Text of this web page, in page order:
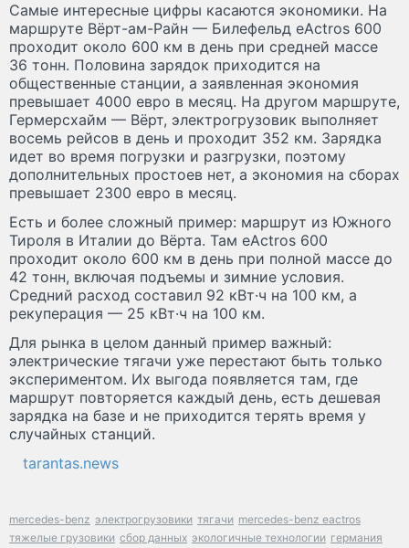
Самые интересные цифры касаются экономики. На
маршруте Вёрт-ам-Райн — Билефельд eActros 600
проходит около 600 км в день при средней массе
36 тонн. Половина зарядок приходится на
общественные станции, а заявленная экономия
превышает 4000 евро в месяц. На другом маршруте,
Гермерсхайм — Вёрт, электрогрузовик выполняет
восемь рейсов в день и проходит 352 км. Зарядка
идет во время погрузки и разгрузки, поэтому
дополнительных простоев нет, а экономия на сборах
превышает 2300 евро в месяц.
Есть и более сложный пример: маршрут из Южного
Тироля в Италии до Вёрта. Там eActros 600
проходит около 600 км в день при полной массе до
42 тонн, включая подъемы и зимние условия.
Средний расход составил 92 кВт·ч на 100 км, а
рекуперация — 25 кВт·ч на 100 км.
Для рынка в целом данный пример важный:
электрические тягачи уже перестают быть только
экспериментом. Их выгода появляется там, где
маршрут повторяется каждый день, есть дешевая
зарядка на базе и не приходится терять время у
случайных станций.
tarantas.news
mercedes-benz электрогрузовики тягачи mercedes-benz eactros
тяжелые грузовики сбор данных экологичные технологии германия